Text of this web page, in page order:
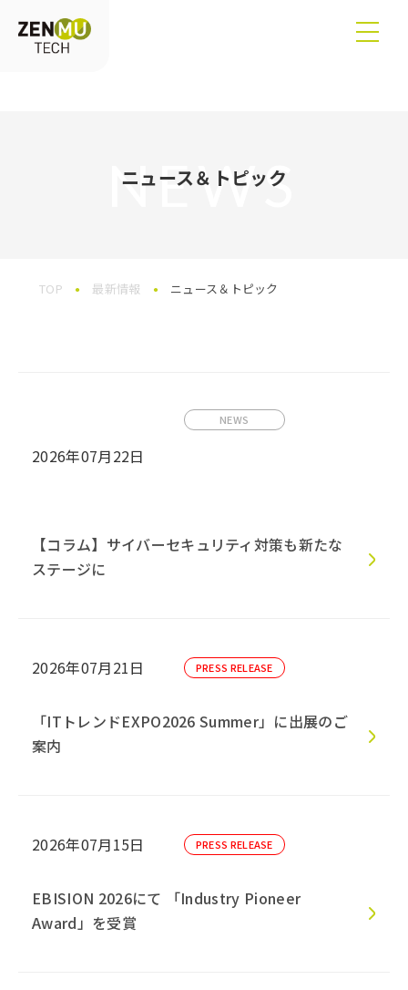
NEWS
ニュース＆トピック
TOP 最新情報 ニュース＆トピック
2026年07月22日
NEWS
【コラム】サイバーセキュリティ対策も新たな
ステージに
2026年07月21日 PRESS RELEASE
「ITトレンドEXPO2026 Summer」に出展のご
案内
2026年07月15日 PRESS RELEASE
EBISION 2026にて 「Industry Pioneer
Award」を受賞